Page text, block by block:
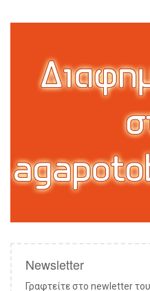
Newsletter
Γραφτείτε στο newletter